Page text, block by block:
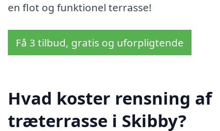
en flot og funktionel terrasse!
Få 3 tilbud, gratis og uforpligtende
Hvad koster rensning af
træterrasse i Skibby?